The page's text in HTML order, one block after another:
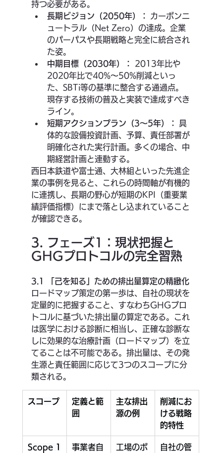
持つ必要がある。
長期ビジョン（2050年）：
カーボンニ
ュートラル（Net Zero）の達成。企業
のパーパスや長期戦略と完全に統合され
た姿。
中期目標（2030年）：
2013年比や
2020年比で40%〜50%削減といっ
た、SBTi等の基準に整合する通過点。
現存する技術の普及と実装で達成すべき
ライン。
短期アクションプラン（3〜5年）：
具
体的な設備投資計画、予算、責任部署が
明確化された実行計画。多くの場合、中
期経営計画と連動する。
西日本鉄道や富士通、大林組といった先進企
業の事例を見ると、これらの時間軸が有機的
に連携し、長期の野心が短期のKPI（重要業
績評価指標）にまで落とし込まれていること
が確認できる。
3. フェーズ1：現状把握と
GHGプロトコルの完全習熟
3.1 「己を知る」ための排出量算定の精緻化
ロードマップ策定の第一歩は、自社の現状を
定量的に把握すること、すなわちGHGプロ
トコルに基づいた排出量の算定である。これ
は医学における診断に相当し、正確な診断な
しに効果的な治療計画（ロードマップ）を立
てることは不可能である。排出量は、その発
生源と責任範囲に応じて3つのスコープに分
類される。
スコープ
定義と範
囲
主な排出
源の例
削減にお
ける戦略
的特性
Scope 1 事業者自 工場のボ 自社の管